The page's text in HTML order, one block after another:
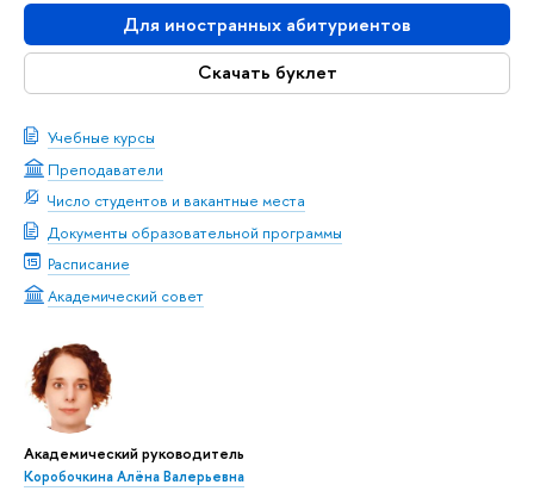
Для иностранных абитуриентов
Скачать буклет
Учебные курсы
Преподаватели
Число студентов и вакантные места
Документы образовательной программы
Расписание
Академический совет
Академический руководитель
Коробочкина Алёна Валерьевна